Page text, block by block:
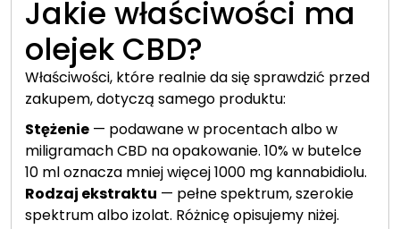
Jakie właściwości ma
olejek CBD?
Właściwości, które realnie da się sprawdzić przed
zakupem, dotyczą samego produktu:
Stężenie — podawane w procentach albo w
miligramach CBD na opakowanie. 10% w butelce
10 ml oznacza mniej więcej 1000 mg kannabidiolu.
Rodzaj ekstraktu — pełne spektrum, szerokie
spektrum albo izolat. Różnicę opisujemy niżej.